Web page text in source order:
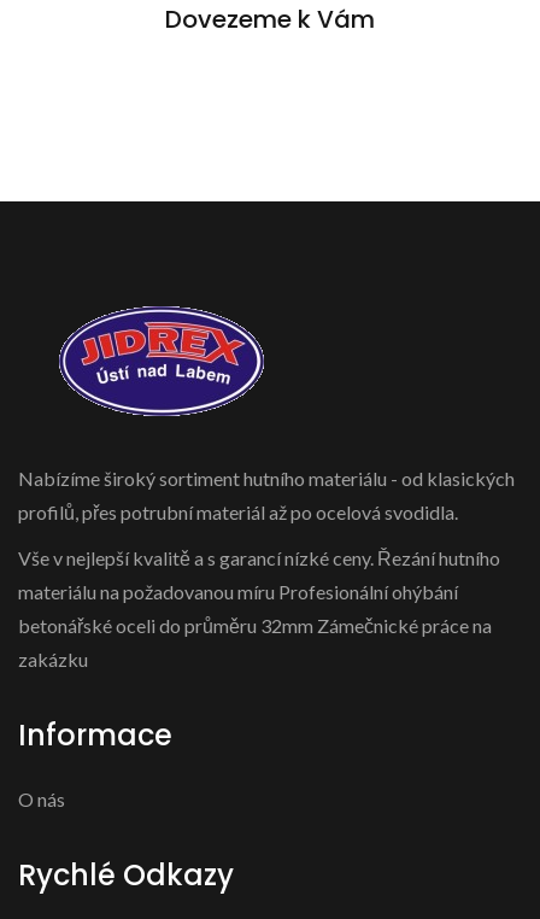
Dovezeme k Vám
Nabízíme široký sortiment hutního materiálu - od klasických
profilů, přes potrubní materiál až po ocelová svodidla.
Vše v nejlepší kvalitě a s garancí nízké ceny. Řezání hutního
materiálu na požadovanou míru Profesionální ohýbání
betonářské oceli do průměru 32mm Zámečnické práce na
zakázku
Informace
O nás
Rychlé Odkazy